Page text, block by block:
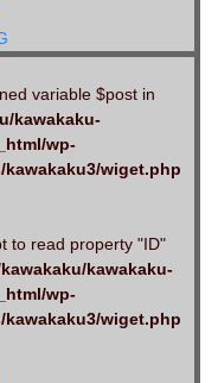
variable $post in
kawakaku-
wp-
wiget.php
to read property "ID"
kawakaku-
wp-
wiget.php